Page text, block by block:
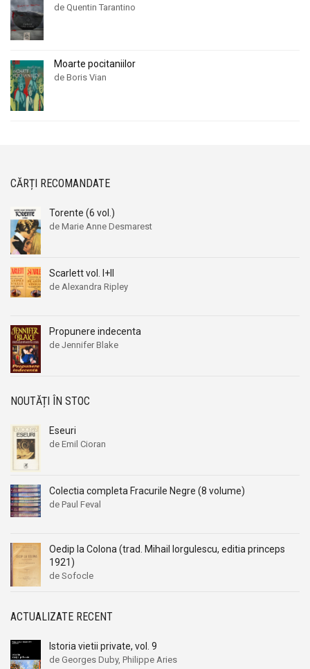
de Quentin Tarantino
Moarte pocitaniilor
de Boris Vian
CĂRȚI RECOMANDATE
Torente (6 vol.)
de Marie Anne Desmarest
Scarlett vol. I+II
de Alexandra Ripley
Propunere indecenta
de Jennifer Blake
NOUTĂȚI ÎN STOC
Eseuri
de Emil Cioran
Colectia completa Fracurile Negre (8 volume)
de Paul Feval
Oedip la Colona (trad. Mihail Iorgulescu, editia princeps
1921)
de Sofocle
ACTUALIZATE RECENT
Istoria vietii private, vol. 9
de Georges Duby, Philippe Aries